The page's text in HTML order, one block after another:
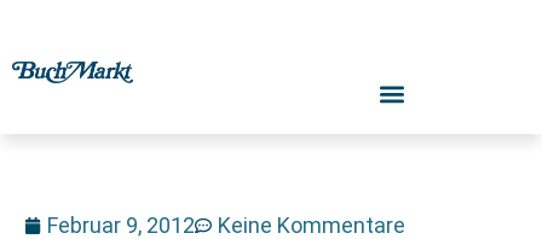
Februar 9, 2012 Keine Kommentare